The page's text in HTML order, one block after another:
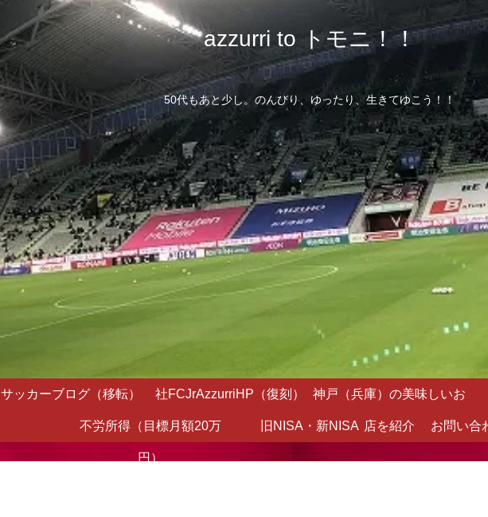
azzurri to トモニ！！
50代もあと少し。のんびり、ゆったり、生きてゆこう！！
サッカーブログ（移転） 社FCJrAzzurriHP（復刻） 神戸（兵庫）の美味しいお
店を紹介
不労所得（目標月額20万
円）
旧NISA・新NISA お問い合